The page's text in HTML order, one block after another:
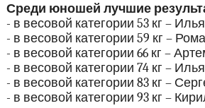
Среди юношей лучшие
- в весовой категории 53 кг –
- в весовой категории 59 кг –
- в весовой категории 66 кг –
- в весовой категории 74 кг –
- в весовой категории 83 кг –
- в весовой категории 93 кг –